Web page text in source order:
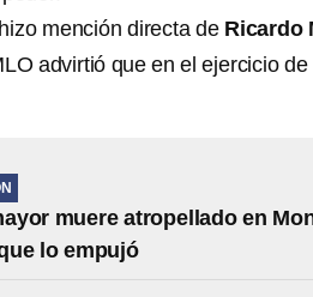
mención directa de Ricardo
advirtió que en el ejercicio
muere atropellado en
lo empujó